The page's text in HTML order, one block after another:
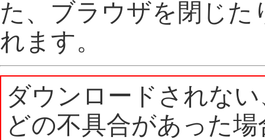
た、ブラウザを閉じた
れます。
ダウンロードされな
どの不具合があった